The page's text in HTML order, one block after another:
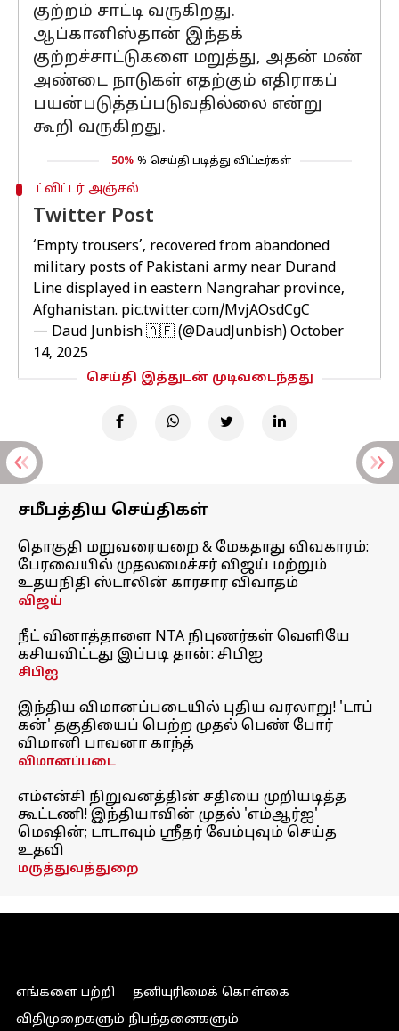
குற்றம் சாட்டி வருகிறது.
ஆப்கானிஸ்தான் இந்தக்
குற்றச்சாட்டுகளை மறுத்து, அதன் மண்
அண்டை நாடுகள் எதற்கும் எதிராகப்
பயன்படுத்தப்படுவதில்லை என்று
கூறி வருகிறது.
50% % செய்தி படித்து விட்டீர்கள்
ட்விட்டர் அஞ்சல்
Twitter Post
‘Empty trousers’, recovered from abandoned
military posts of Pakistani army near Durand
Line displayed in eastern Nangrahar province,
Afghanistan. pic.twitter.com/MvjAOsdCgC
— Daud Junbish 🇦🇫 (@DaudJunbish) October
14, 2025
செய்தி இத்துடன் முடிவடைந்தது
சமீபத்திய செய்திகள்
தொகுதி மறுவரையறை & மேகதாது விவகாரம்:
பேரவையில் முதலமைச்சர் விஜய் மற்றும்
உதயநிதி ஸ்டாலின் காரசார விவாதம்
விஜய்
நீட் வினாத்தாளை NTA நிபுணர்கள் வெளியே
கசியவிட்டது இப்படி தான்: சிபிஐ
சிபிஐ
இந்திய விமானப்படையில் புதிய வரலாறு! 'டாப்
கன்' தகுதியைப் பெற்ற முதல் பெண் போர்
விமானி பாவனா காந்த்
விமானப்படை
எம்என்சி நிறுவனத்தின் சதியை முறியடித்த
கூட்டணி! இந்தியாவின் முதல் 'எம்ஆர்ஐ'
மெஷின்; டாடாவும் ஸ்ரீதர் வேம்புவும் செய்த
உதவி
மருத்துவத்துறை
எங்களை பற்றி
தனியுரிமைக் கொள்கை
விதிமுறைகளும் நிபந்தனைகளும்